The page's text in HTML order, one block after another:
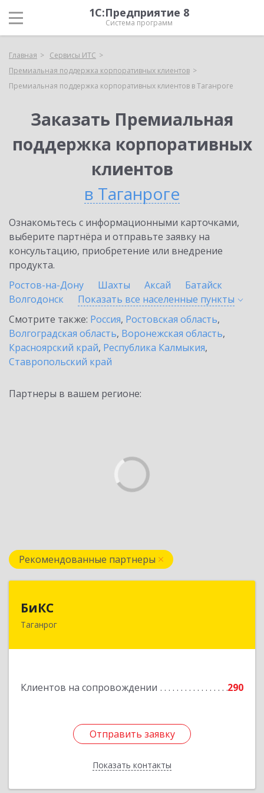
1С:Предприятие 8
Система программ
Главная
Сервисы ИТС
Премиальная поддержка корпоративных клиентов
Премиальная поддержка корпоративных клиентов в Таганроге
Заказать Премиальная
поддержка корпоративных
клиентов
в Таганроге
Ознакомьтесь с информационными карточками,
выберите партнёра и отправьте заявку на
консультацию, приобретение или внедрение
продукта.
Ростов-на-Дону
Шахты Аксай
Батайск
Волгодонск
Показать все населенные пункты
Смотрите также: Россия, Ростовская область,
Волгоградская область, Воронежская область,
Красноярский край, Республика Калмыкия,
Ставропольский край
Партнеры в вашем регионе:
Рекомендованные партнеры
БиКС
Таганрог
Клиентов на сопровождении 290
Отправить заявку
Показать контакты
347900, Ростовская обл, Таганрог г, Фрунзе ул,
Отправить заявку
Назад